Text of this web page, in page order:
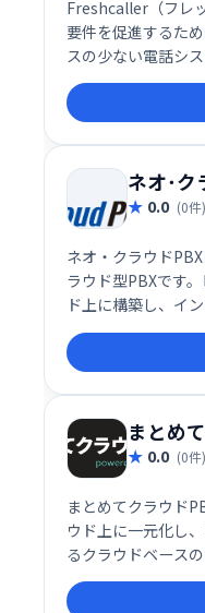
Freshcaller（フレ
要件を促進するた
スの少ない電話シ
業や中規模企業向
トウェアです。
ネオ･ク
0.0 (0件)
ネオ・クラウド
ラウド型PBXです
ド上に構築し、イ
信を実現します。
て柔軟に構築した
や維持費の削減に
ートします。
まとめ
0.0 (0件)
まとめてクラウド
ウド上に一元化し
るクラウドベースの